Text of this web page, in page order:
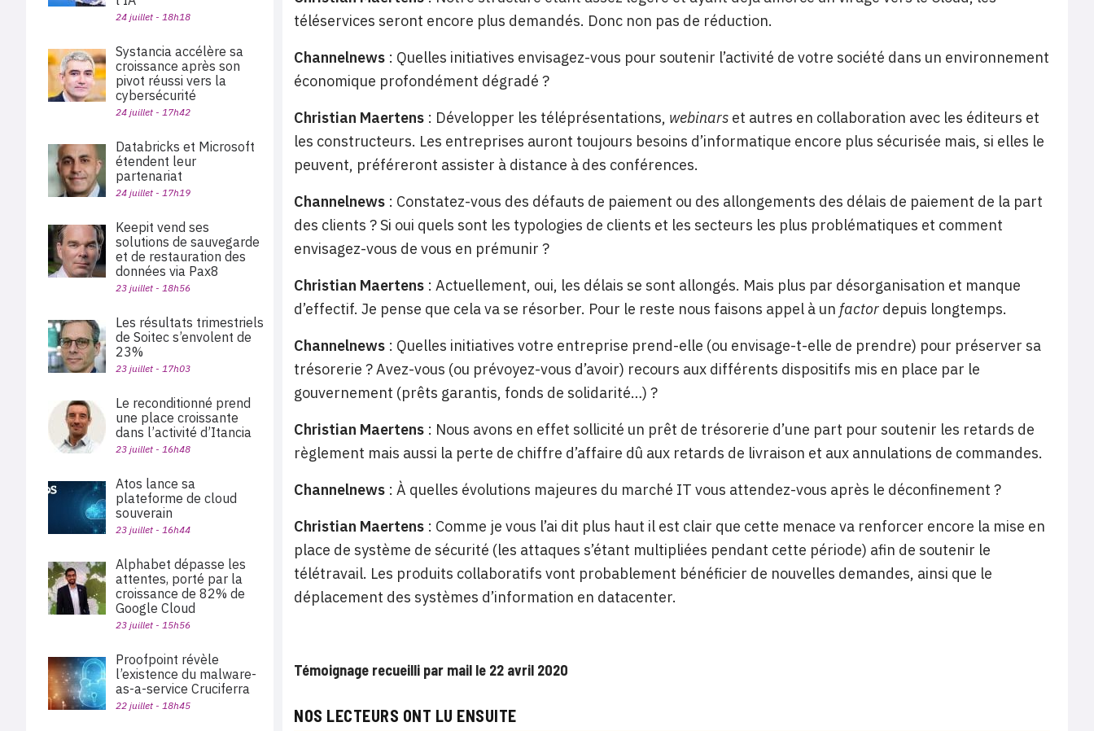
téléservices seront encore plus demandés. Donc non pas de réduction.
Channelnews : Quelles initiatives envisagez-vous pour soutenir l’activité de votre société dans un environnement
économique profondément dégradé ?
Christian Maertens : Développer les téléprésentations, webinars et autres en collaboration avec les éditeurs et
les constructeurs. Les entreprises auront toujours besoins d’informatique encore plus sécurisée mais, si elles le
peuvent, préféreront assister à distance à des conférences.
Channelnews : Constatez-vous des défauts de paiement ou des allongements des délais de paiement de la part
des clients ? Si oui quels sont les typologies de clients et les secteurs les plus problématiques et comment
envisagez-vous de vous en prémunir ?
Christian Maertens : Actuellement, oui, les délais se sont allongés. Mais plus par désorganisation et manque
d’effectif. Je pense que cela va se résorber. Pour le reste nous faisons appel à un factor depuis longtemps.
Channelnews : Quelles initiatives votre entreprise prend-elle (ou envisage-t-elle de prendre) pour préserver sa
trésorerie ? Avez-vous (ou prévoyez-vous d’avoir) recours aux différents dispositifs mis en place par le
gouvernement (prêts garantis, fonds de solidarité…) ?
Christian Maertens : Nous avons en effet sollicité un prêt de trésorerie d’une part pour soutenir les retards de
règlement mais aussi la perte de chiffre d’affaire dû aux retards de livraison et aux annulations de commandes.
Channelnews : À quelles évolutions majeures du marché IT vous attendez-vous après le déconfinement ?
Christian Maertens : Comme je vous l’ai dit plus haut il est clair que cette menace va renforcer encore la mise en
place de système de sécurité (les attaques s’étant multipliées pendant cette période) afin de soutenir le
télétravail. Les produits collaboratifs vont probablement bénéficier de nouvelles demandes, ainsi que le
déplacement des systèmes d’information en datacenter.
Témoignage recueilli par mail le 22 avril 2020
NOS LECTEURS ONT LU ENSUITE
24 juillet - 18h18
Systancia accélère sa
croissance après son
pivot réussi vers la
cybersécurité
24 juillet - 17h42
Databricks et Microsoft
étendent leur
partenariat
24 juillet - 17h19
Keepit vend ses
solutions de sauvegarde
et de restauration des
données via Pax8
23 juillet - 18h56
Les résultats trimestriels
de Soitec s’envolent de
23%
23 juillet - 17h03
Le reconditionné prend
une place croissante
dans l’activité d’Itancia
23 juillet - 16h48
Atos lance sa
plateforme de cloud
souverain
23 juillet - 16h44
Alphabet dépasse les
attentes, porté par la
croissance de 82% de
Google Cloud
23 juillet - 15h56
Proofpoint révèle
l’existence du malware-
as-a-service Cruciferra
22 juillet - 18h45